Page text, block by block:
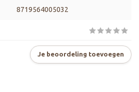
8719564005032
Je beoordeling toevoegen